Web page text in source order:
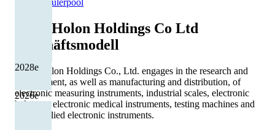
2026e
2028e
Quelle: Eulerpool
A&D Holon Holdings Co Ltd
Geschäftsmodell
A&D Holon Holdings Co., Ltd. engages in the research and
development, as well as manufacturing and distribution, of
electronic measuring instruments, industrial scales, electronic
balances, electronic medical instruments, testing machines and
other applied electronic instruments.